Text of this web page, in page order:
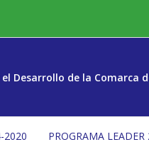
Desarrollo de la Comarca
2020 PROGRAMA